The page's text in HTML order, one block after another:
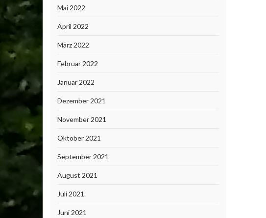
Mai 2022
April 2022
März 2022
Februar 2022
Januar 2022
Dezember 2021
November 2021
Oktober 2021
September 2021
August 2021
Juli 2021
Juni 2021